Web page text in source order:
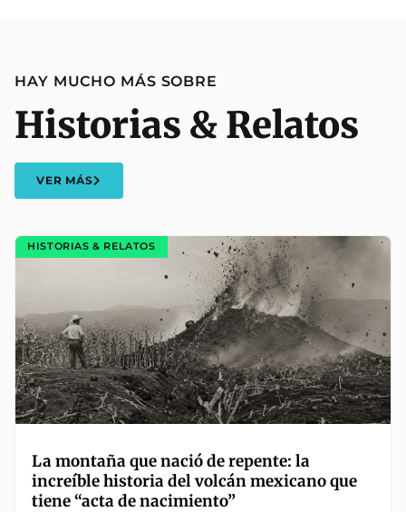
HAY MUCHO MÁS SOBRE
Historias & Relatos
VER MÁS
HISTORIAS & RELATOS
La montaña que nació de repente: la
increíble historia del volcán mexicano que
tiene “acta de nacimiento”